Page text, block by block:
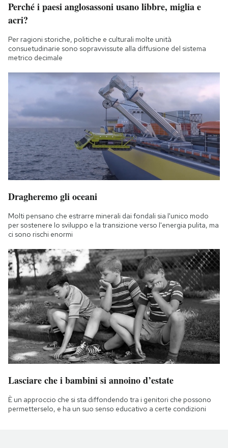
Perché i paesi anglosassoni usano libbre, miglia e
acri?
Per ragioni storiche, politiche e culturali molte unità
consuetudinarie sono sopravvissute alla diffusione del sistema
metrico decimale
Dragheremo gli oceani
Molti pensano che estrarre minerali dai fondali sia l'unico modo
per sostenere lo sviluppo e la transizione verso l'energia pulita, ma
ci sono rischi enormi
Lasciare che i bambini si annoino d’estate
È un approccio che si sta diffondendo tra i genitori che possono
permetterselo, e ha un suo senso educativo a certe condizioni